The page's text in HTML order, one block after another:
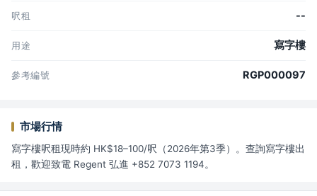
呎租 --
用途 寫字樓
參考編號 RGP000097
市場行情
寫字樓呎租現時約 HK$18–100/呎（2026年第3季）。查詢寫字樓出
租，歡迎致電 Regent 弘進 +852 7073 1194。